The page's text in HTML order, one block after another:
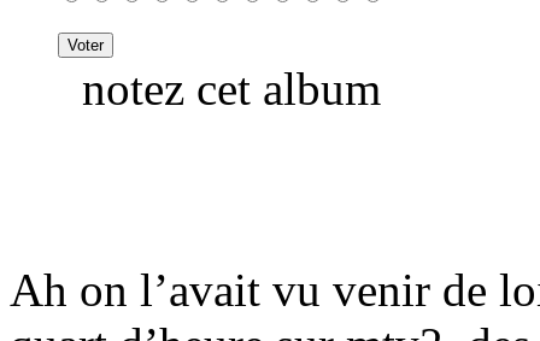
notez cet album
Ah on l’avait vu venir de